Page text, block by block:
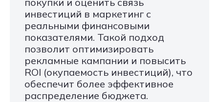
инвестиций в маркетинг с
реальными финансовыми
показателями. Такой подход
позволит оптимизировать
рекламные кампании и повысить
ROI (окупаемость инвестиций), что
обеспечит более эффективное
распределение бюджета.